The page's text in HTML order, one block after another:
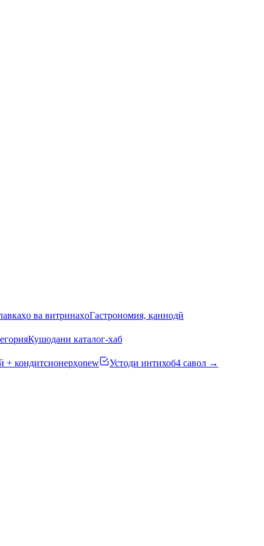
ва витринаҳоГастрономия, қаннодӣ
Кушодани каталог-хаб
+ кондитсионерҳоnew Устоди интихоб4 савол →